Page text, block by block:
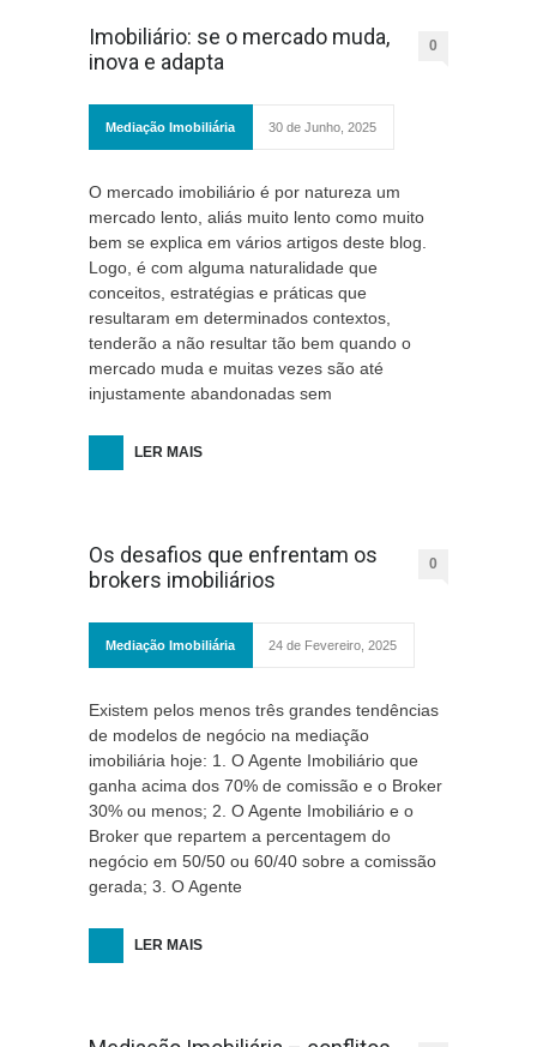
Imobiliário: se o mercado muda,
inova e adapta
0
Mediação Imobiliária 30 de Junho, 2025
O mercado imobiliário é por natureza um
mercado lento, aliás muito lento como muito
bem se explica em vários artigos deste blog.
Logo, é com alguma naturalidade que
conceitos, estratégias e práticas que
resultaram em determinados contextos,
tenderão a não resultar tão bem quando o
mercado muda e muitas vezes são até
injustamente abandonadas sem
LER MAIS
Os desafios que enfrentam os
brokers imobiliários
0
Mediação Imobiliária 24 de Fevereiro, 2025
Existem pelos menos três grandes tendências
de modelos de negócio na mediação
imobiliária hoje: 1. O Agente Imobiliário que
ganha acima dos 70% de comissão e o Broker
30% ou menos; 2. O Agente Imobiliário e o
Broker que repartem a percentagem do
negócio em 50/50 ou 60/40 sobre a comissão
gerada; 3. O Agente
LER MAIS